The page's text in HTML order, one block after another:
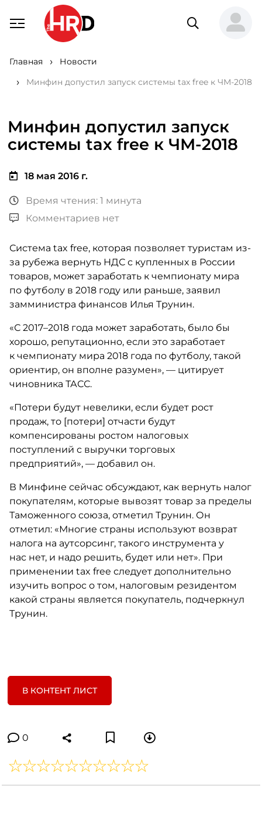
Главная
Новости
Минфин допустил запуск системы tax free к ЧМ-2018
Минфин допустил запуск
системы tax free к ЧМ-2018
18 мая 2016 г.
Время чтения: 1 минута
Комментариев нет
Система tax free, которая позволяет туристам из-
за рубежа вернуть НДС с купленных в России
товаров, может заработать к чемпионату мира
по футболу в 2018 году или раньше, заявил
замминистра финансов Илья Трунин.
«С 2017–2018 года может заработать, было бы
хорошо, репутационно, если это заработает
к чемпионату мира 2018 года по футболу, такой
ориентир, он вполне разумен», — цитирует
чиновника ТАСС.
«Потери будут невелики, если будет рост
продаж, то [потери] отчасти будут
компенсированы ростом налоговых
поступлений с выручки торговых
предприятий», — добавил он.
В Минфине сейчас обсуждают, как вернуть налог
покупателям, которые вывозят товар за пределы
Таможенного союза, отметил Трунин. Он
отметил: «Многие страны используют возврат
налога на аутсорсинг, такого инструмента у
нас нет, и надо решить, будет или нет». При
применении tax free следует дополнительно
изучить вопрос о том, налоговым резидентом
какой страны является покупатель, подчеркнул
Трунин.
В КОНТЕНТ ЛИСТ
0